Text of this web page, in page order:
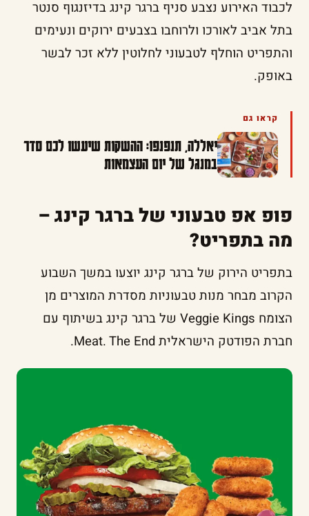
לכבוד האירוע נצבע סניף ברגר קינג בדיזנגוף סנטר
בתל אביב לאורכו ולרוחבו בצבעים ירוקים ונעימים
והתפריט הוחלף לטבעוני לחלוטין ללא זכר לבשר
באופק.
קראו גם
יאללה, תנפנפו: ההשקות שיעשו לכם סדר
במנגל של יום העצמאות
פופ אפ טבעוני של ברגר קינג –
מה בתפריט?
בתפריט הירוק של ברגר קינג יוצעו במשך השבוע
הקרוב מבחר מנות טבעוניות מסדרת המוצרים מן
הצומח Veggie Kings של ברגר קינג בשיתוף עם
חברת הפודטק הישראלית Meat. The End.